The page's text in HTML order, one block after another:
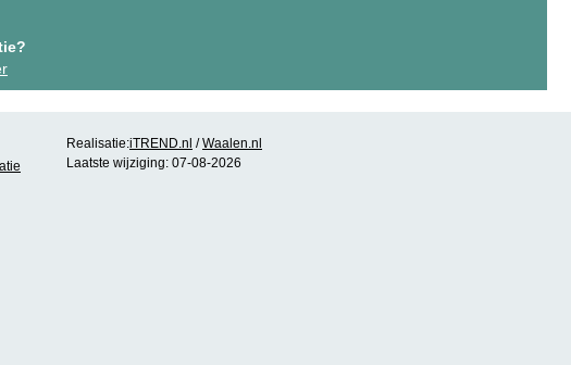
Realisatie:iTREND.nl /Waalen.nl
Laatste wijziging: 07-08-2026